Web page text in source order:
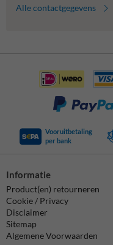
Alle contactgegevens
Vooruitbetaling
per bank
Informatie
Product(en) retourneren
Cookie / Privacy
Disclaimer
Sitemap
Algemene Voorwaarden